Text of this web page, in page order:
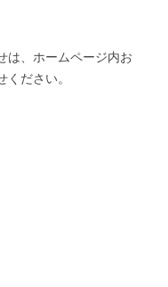
は、ホームページ内お
ださい。